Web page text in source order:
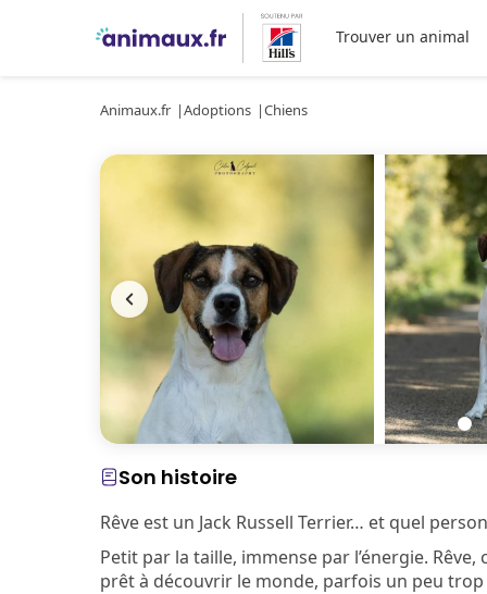
Trouver un animal
Animaux.fr Adoptions Chiens
Son histoire
Rêve est un Jack Russell Terrier… et quel
Petit par la taille, immense par l’énergie.
prêt à découvrir le monde, parfois un peu